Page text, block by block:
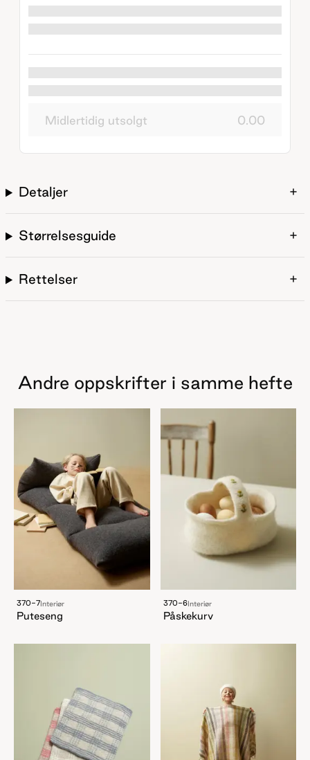
Midlertidig utsolgt 0.00
Detaljer
Størrelsesguide
Rettelser
Andre oppskrifter i samme hefte
370-7Interiør
Puteseng
370-6Interiør
Påskekurv